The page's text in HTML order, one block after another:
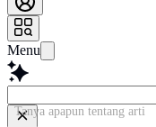
Menu
Tanya apapun tentang